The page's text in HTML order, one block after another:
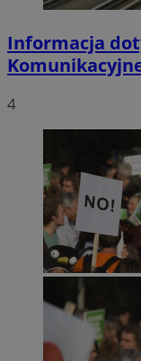
Informacja
4